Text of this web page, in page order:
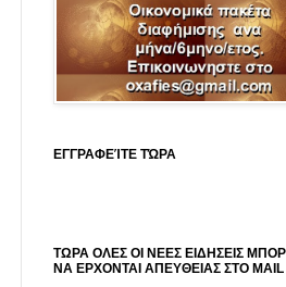
ΕΓΓΡΑΦΕΊΤΕ ΤΏΡΑ
ΤΩΡΑ ΟΛΕΣ ΟΙ ΝΕΕΣ ΕΙΔΗΣΕΙΣ
ΝΑ ΕΡΧΟΝΤΑΙ ΑΠΕΥΘΕΙΑΣ ΣΤΟ